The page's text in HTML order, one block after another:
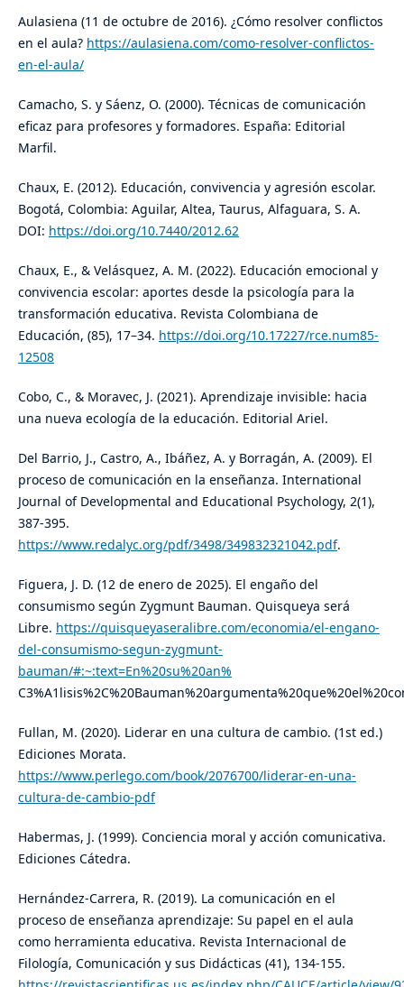
​Aulasiena (11 de octubre de 2016). ¿Cómo resolver conflictos
en el aula? https://aulasiena.com/como-resolver-conflictos-
en-el-aula/
​Camacho, S. y Sáenz, O. (2000). Técnicas de comunicación
eficaz para profesores y formadores. España: Editorial
Marfil.
​Chaux, E. (2012). Educación, convivencia y agresión escolar.
Bogotá, Colombia: Aguilar, Altea, Taurus, Alfaguara, S. A.
DOI: https://doi.org/10.7440/2012.62
​Chaux, E., & Velásquez, A. M. (2022). Educación emocional y
convivencia escolar: aportes desde la psicología para la
transformación educativa. Revista Colombiana de
Educación, (85), 17–34. https://doi.org/10.17227/rce.num85-
12508
​Cobo, C., & Moravec, J. (2021). Aprendizaje invisible: hacia
una nueva ecología de la educación. Editorial Ariel.
​Del Barrio, J., Castro, A., Ibáñez, A. y Borragán, A. (2009). El
proceso de comunicación en la enseñanza. International
Journal of Developmental and Educational Psychology, 2(1),
387-395.
https://www.redalyc.org/pdf/3498/349832321042.pdf.
​Figuera, J. D. (12 de enero de 2025). El engaño del
consumismo según Zygmunt Bauman. Quisqueya será
Libre. https://quisqueyaseralibre.com/economia/el-engano-
del-consumismo-segun-zygmunt-
bauman/#:~:text=En%20su%20an%
​Fullan, M. (2020). Liderar en una cultura de cambio. (1st ed.)
Ediciones Morata.
https://www.perlego.com/book/2076700/liderar-en-una-
cultura-de-cambio-pdf
​Habermas, J. (1999). Conciencia moral y acción comunicativa.
Ediciones Cátedra.
​Hernández-Carrera, R. (2019). La comunicación en el
proceso de enseñanza aprendizaje: Su papel en el aula
como herramienta educativa. Revista Internacional de
Filología, Comunicación y sus Didácticas (41), 134-155.